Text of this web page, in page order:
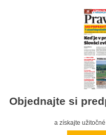
Objednajte si
a získajte